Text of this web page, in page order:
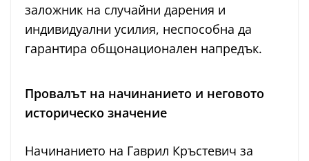
заложник на случайни дарения и
индивидуални усилия, неспособна да
гарантира общонационален напредък.
Провалът на начинанието и неговото
историческо значение
Начинанието на Гаврил Кръстевич за